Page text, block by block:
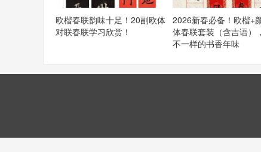
欧楷春联韵味十足！20副欧体
对联春联学习欣赏！
2026新春必备！欧楷+
体春联套装（含吉语）
不一样的书香年味